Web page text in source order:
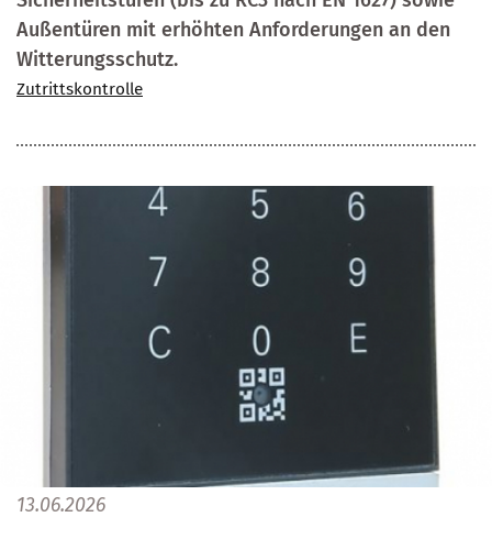
Außentüren mit erhöhten Anforderungen an den
Witterungsschutz.
Zutrittskontrolle
13.06.2026